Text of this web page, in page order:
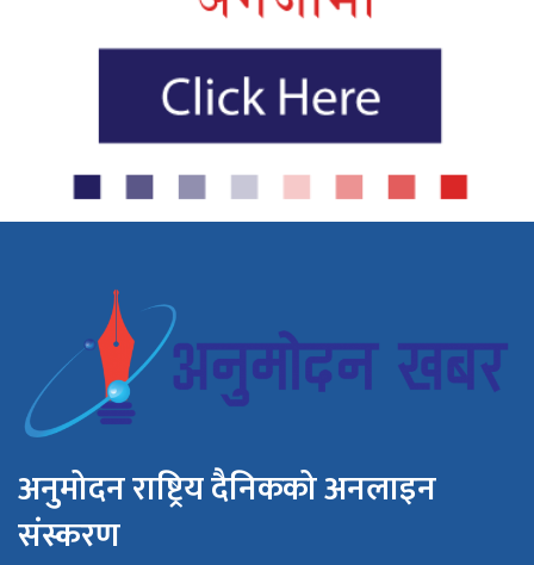
अनुमोदन राष्ट्रिय दैनिकको अनलाइन
संस्करण